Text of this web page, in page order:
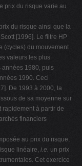
prix du risque varie au
du risque ainsi que la
[1996]. Le filtre HP
(cycles) du mouvement
valeurs les plus
années 1980, puis
1990. Ceci
De 1993 à 2000, la
de sa moyenne sur
rapidement à partir de
financiers
au prix du risque,
linéaire, i.e. un prix
Cet exercice